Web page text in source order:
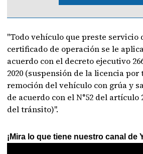
"Todo vehículo que preste servicio
certificado de operación se le
acuerdo con el decreto ejecutivo
2020 (suspensión de la licencia por
remoción del vehículo con grúa y
de acuerdo con el N°52 del artículo
del tránsito)".
¡Mira lo que tiene nuestro canal de